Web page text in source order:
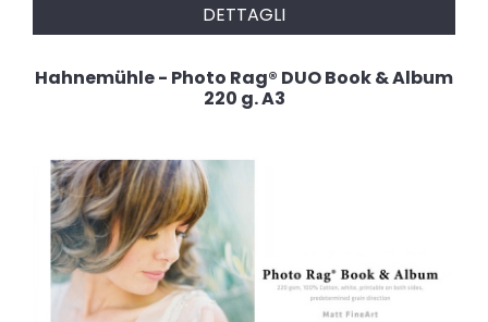
DETTAGLI
Hahnemühle - Photo Rag® DUO Book & Album
220 g. A3